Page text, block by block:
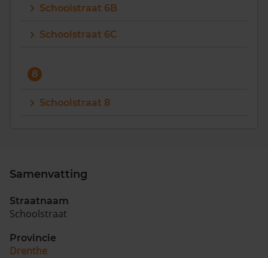
Schoolstraat 6B
Schoolstraat 6C
8
Schoolstraat 8
Samenvatting
Straatnaam
Schoolstraat
Provincie
Drenthe